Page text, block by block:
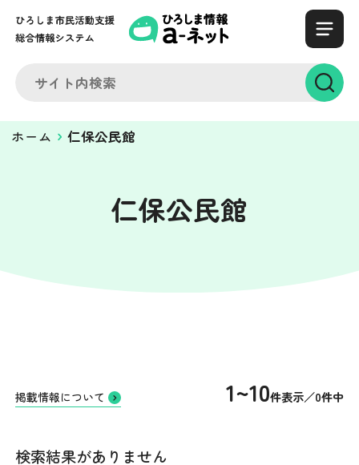
ホーム 仁保公民館
仁保公民館
掲載情報について 1~10件表示／0件中
検索結果がありません